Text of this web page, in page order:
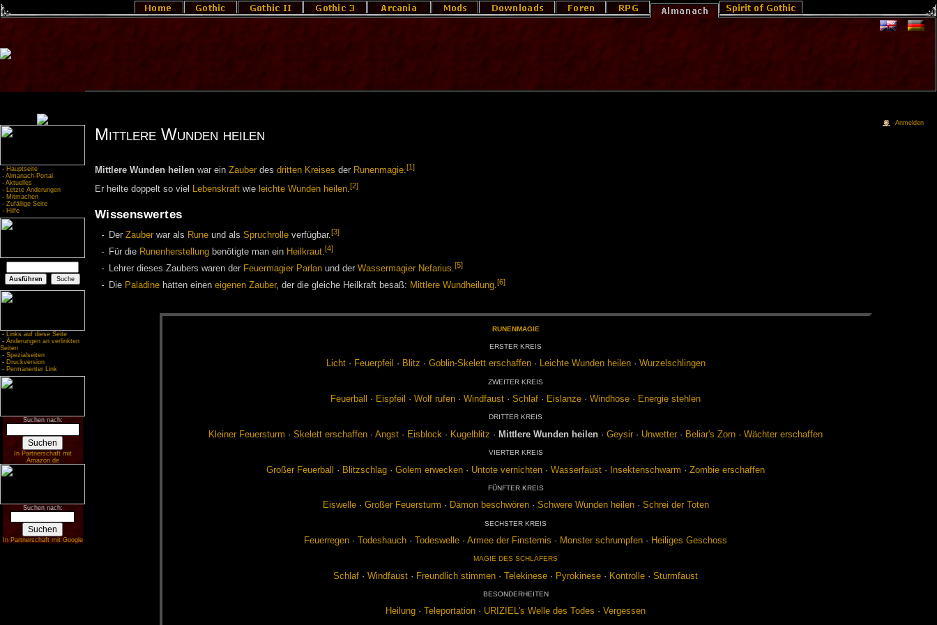
- Hauptseite
- Almanach-Portal
- Aktuelles
- Letzte Änderungen
- Mitmachen
- Zufällige Seite
- Hilfe
- Links auf diese Seite
- Änderungen an verlinkten
Seiten
- Spezialseiten
- Druckversion
- Permanenter Link
Suchen nach:
In Partnerschaft mit
Amazon.de
Suchen nach:
In Partnerschaft mit Google
Mittlere Wunden heilen
Mittlere Wunden heilenwar ein Zauberdes dritten Kreises der Runenmagie.[1]
Er heilte doppelt so viel Lebenskraftwie leichte Wunden heilen.[2]
Wissenswertes
Der Zauber war als Rune und als Spruchrolle verfügbar.[3]
Für die Runenherstellung benötigte man ein Heilkraut.[4]
Lehrer dieses Zaubers waren der Feuermagier Parlan und der Wassermagier Nefarius.[5]
Die Paladine hatten einen eigenen Zauber, der die gleiche Heilkraft besaß: Mittlere Wundheilung.[6]
RU­N­EN­MA­GIE
ERS­TER KREIS
Licht· Feu­er­pfeil · Blitz · Gob­lin-Ske­lett er­schaf­fen· Leich­te Wun­den hei­len· Wur­zel­sch­lin­gen
ZWEI­TER KREIS
Feu­er­ball · Eis­pfeil ·Wolf ru­fen ·Wind­faust ·Schlaf · Eis­lan­ze ·Wind­ho­se · En­er­gie steh­len
DRIT­TER KREIS
Klei­ner Feu­er­sturm ·Ske­lett er­schaf­fen ·Angst · Eis­block · Ku­gel­blitz · Mitt­le­re Wun­den hei­len ·Gey­sir · Un­wet­ter · Be­li­ar's Zorn ·Wäch­ter er­schaf­fen
VIER­TER KREIS
Gro­ßer Feu­er­ball · Blitz­schlag ·Go­lem er­we­cken · Un­to­te ver­nich­ten ·Was­ser­faust · In­sek­ten­schwarm ·Zom­bie er­schaf­fen
FÜNF­TER KREIS
Eis­wel­le· Gro­ßer Feu­er­sturm · Dä­mon be­schwö­ren· Schwe­re Wun­den hei­len· Schrei der To­ten
SECHS­TER KREIS
Feu­er­re­gen ·To­des­hauch ·To­des­wel­le ·Ar­mee der Fins­ter­nis · Mons­ter schrump­fen · Hei­li­ges Ge­schoss
MA­GIE DES SCHLÄ­FERS
Schlaf ·Wind­faust · Freund­lich stim­men ·Te­le­ki­ne­se · Py­ro­ki­ne­se · Kon­trol­le ·Sturm­faust
BE­SON­DER­HEI­TEN
Hei­lung · Te­le­por­ta­ti­on · URI­ZIEL's Wel­le des To­des ·Ver­ges­sen
Anmelden